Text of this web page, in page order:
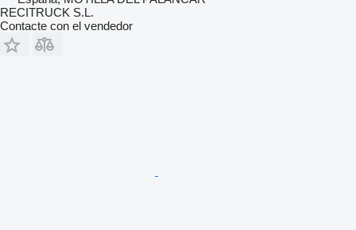
RECITRUCK S.L.
Contacte con el vendedor